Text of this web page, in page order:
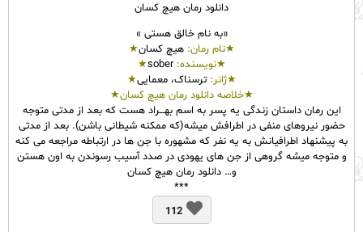
دانلود رمان هیچ کسان
«به نام خالق هستی »
★نامرمان:هیچ کسان★
★نویسنده:sober
★
★ژانر:ترسناک، معمایی★
★خلاصه دانلود رمان هیچ کسان★
این رمان داستان زندگی یه پسر به اسم بهـــراد هست که بعد از مدتی متوجه
حضور نیروهای منفی در اطرافش میشه(که ممکنه شیطانی باشن). بعد از مدتی
به پیشنهاد اطرافیانش به یه نفر که مشهوره با جن ها در ارتباطه مراجعه می کنه
و متوجه میشه گروهی از جن های یهودی در صدد آسیب رسوندن به اون هستن
و… دانلود رمان هیچ کسان
***
112